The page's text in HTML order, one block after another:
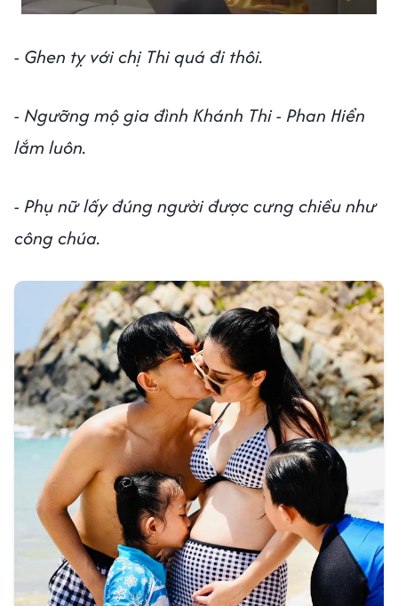
- Ghen tỵ với chị Thi quá đi thôi.
- Ngưỡng mộ gia đình Khánh Thi - Phan Hiển
lắm luôn.
- Phụ nữ lấy đúng người được cưng chiều như
công chúa.